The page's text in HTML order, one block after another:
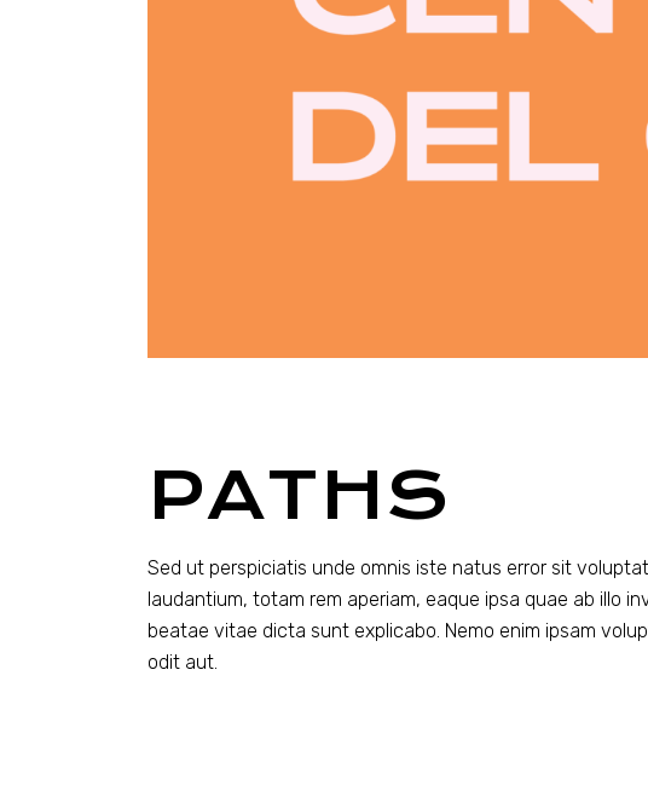
PATHS
Sed ut perspiciatis unde omnis iste natus error sit
laudantium, totam rem aperiam, eaque ipsa quae ab illo
beatae vitae dicta sunt explicabo. Nemo enim ipsam
odit aut.